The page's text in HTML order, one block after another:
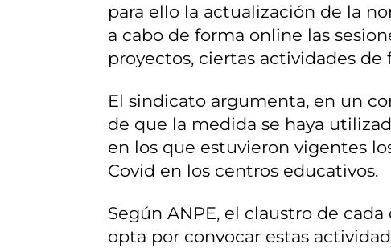
para ello la actualización de la
a cabo de forma online las
proyectos, ciertas actividades de
El sindicato argumenta, en un
de que la medida se haya
en los que estuvieron vigentes
Covid en los centros educativos.
Según ANPE, el claustro de
opta por convocar estas